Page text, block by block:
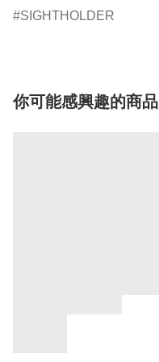
SIGHTHOLDER
你可能感興趣的商品